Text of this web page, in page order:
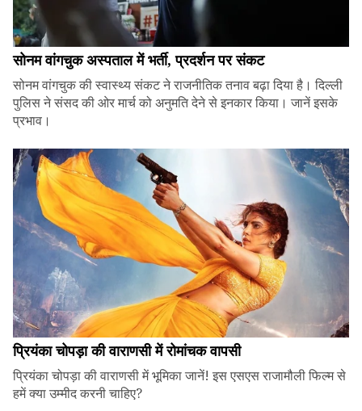
सोनम वांगचुक अस्पताल में भर्ती, प्रदर्शन पर संकट
सोनम वांगचुक की स्वास्थ्य संकट ने राजनीतिक तनाव बढ़ा दिया है। दिल्ली
पुलिस ने संसद की ओर मार्च को अनुमति देने से इनकार किया। जानें इसके
प्रभाव।
प्रियंका चोपड़ा की वाराणसी में रोमांचक वापसी
प्रियंका चोपड़ा की वाराणसी में भूमिका जानें! इस एसएस राजामौली फिल्म से
हमें क्या उम्मीद करनी चाहिए?